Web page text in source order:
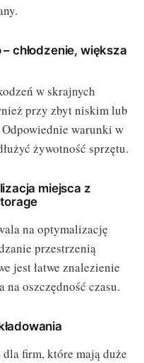
chłodzenie, większa
w skrajnych
przy zbyt niskim lub
warunki w
żywotność sprzętu.
miejsca z
na optymalizację
przestrzenią
jest łatwe znalezienie
oszczędność czasu.
firm, które mają duże